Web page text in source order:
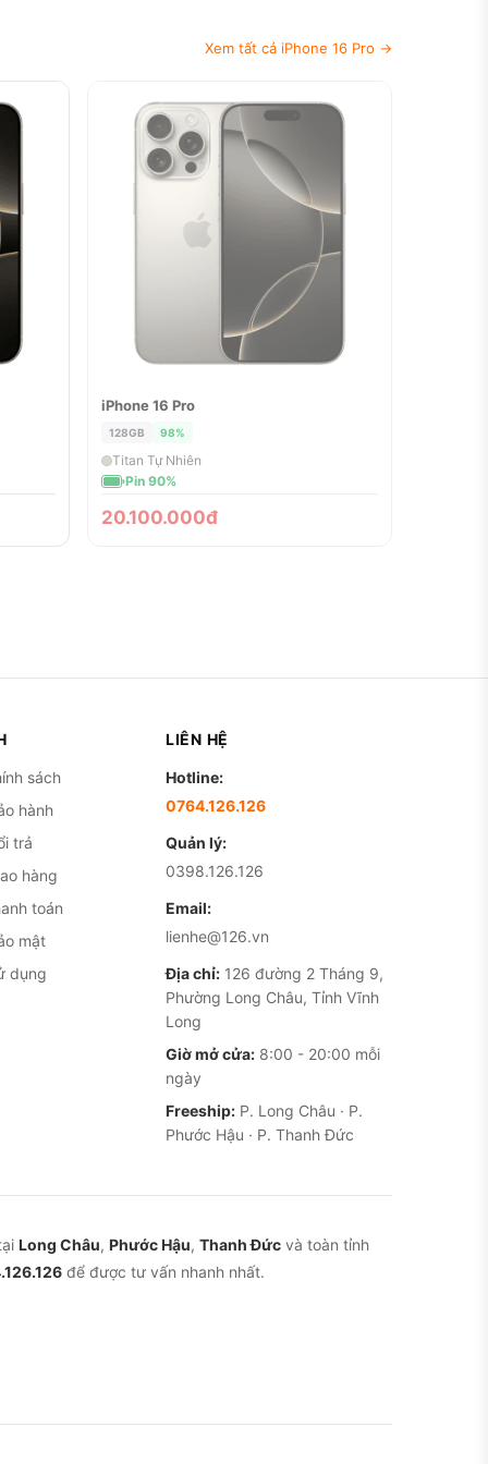
Xem tất cả iPhone 16 Pro →
ĐÃ BÁN
iPhone 16 Pro
128GB 98%
Titan Tự Nhiên
Pin 90%
20.100.000đ
sách
hành
trả
hàng
toán
mật
dụng
LIÊN HỆ
Hotline:
0764.126.126
Quản lý:
0398.126.126
Email:
lienhe@126.vn
Địa chỉ: 126 đường 2 Tháng 9,
Phường Long Châu, Tỉnh Vĩnh
Long
Giờ mở cửa: 8:00 - 20:00 mỗi
ngày
Freeship: P. Long Châu · P.
Phước Hậu · P. Thanh Đức
Long Châu, Phước Hậu, Thanh Đức và toàn tỉnh
để được tư vấn nhanh nhất.